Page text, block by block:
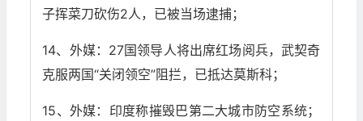
子挥菜刀砍伤2人，已被当场逮捕；
14、外媒：27国领导人将出席红场阅兵，武契奇
克服两国“关闭领空”阻拦，已抵达莫斯科；
15、外媒：印度称摧毁巴第二大城市防空系统；